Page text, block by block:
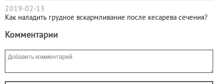
2019-02-13
Как наладить грудное вскармливание после кесарева сечения?
Комментарии